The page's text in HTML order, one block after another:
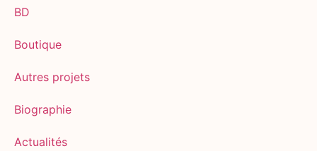
BD
Boutique
Autres projets
Biographie
Actualités